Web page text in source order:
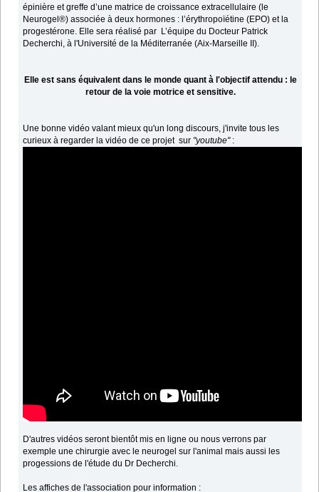
épinière et greffe d’une matrice de croissance extracellulaire (le
Neurogel®) associée à deux hormones : l’érythropoïétine (EPO) et la
progestérone. Elle sera réalisé par L’équipe du Docteur Patrick
Decherchi, à l'Université de la Méditerranée (Aix-Marseille II).
Elle est sans équivalent dans le monde quant à l'objectif attendu : le
retour de la voie motrice et sensitive.
Une bonne vidéo valant mieux qu'un long discours, j'invite tous les
curieux à regarder la vidéo de ce projet sur "youtube":
D'autres vidéos seront bientôt mis en ligne ou nous verrons par
exemple une chirurgie avec le neurogel sur l'animal mais aussi les
progessions de l'étude du Dr Decherchi.
Les affiches de l'association pour information :